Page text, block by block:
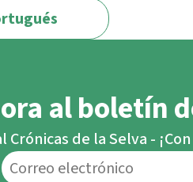
al boletín
de la Selva -